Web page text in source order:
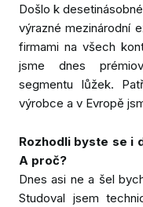
Došlo k
výrazné mezinárodní
firmami na všech
jsme dnes
segmentu lůžek.
výrobce a v Evropě
Rozhodli byste se i
A proč?
Dnes asi ne a šel
Studoval jsem